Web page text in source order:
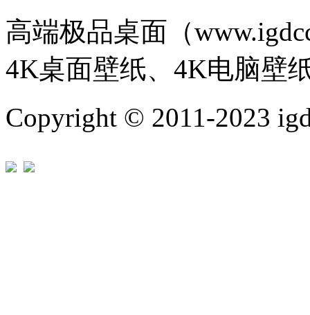
高端极品桌面（
4K桌面壁纸、4K电脑壁
Copyright © 2011-2023